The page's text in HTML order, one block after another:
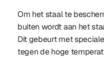
Om het staal te
buiten wordt aan het
Dit gebeurt met
tegen de hoge